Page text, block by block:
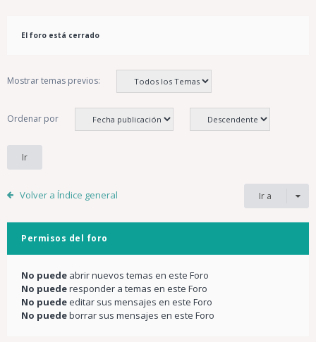
El foro está cerrado
Mostrar temas previos:
Ordenar por
Volver a Índice general Ir a
Permisos del foro
No puede abrir nuevos temas en este Foro
No puederesponder a temas en este Foro
No puedeeditar sus mensajes en este Foro
No puedeborrar sus mensajes en este Foro